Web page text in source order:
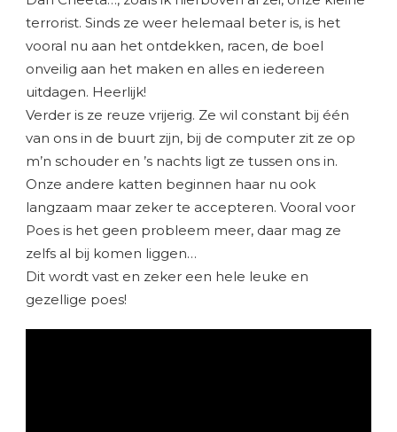
terrorist. Sinds ze weer helemaal beter is, is het
vooral nu aan het ontdekken, racen, de boel
onveilig aan het maken en alles en iedereen
uitdagen. Heerlijk!
Verder is ze reuze vrijerig. Ze wil constant bij één
van ons in de buurt zijn, bij de computer zit ze op
m’n schouder en ’s nachts ligt ze tussen ons in.
Onze andere katten beginnen haar nu ook
langzaam maar zeker te accepteren. Vooral voor
Poes is het geen probleem meer, daar mag ze
zelfs al bij komen liggen…
Dit wordt vast en zeker een hele leuke en
gezellige poes!